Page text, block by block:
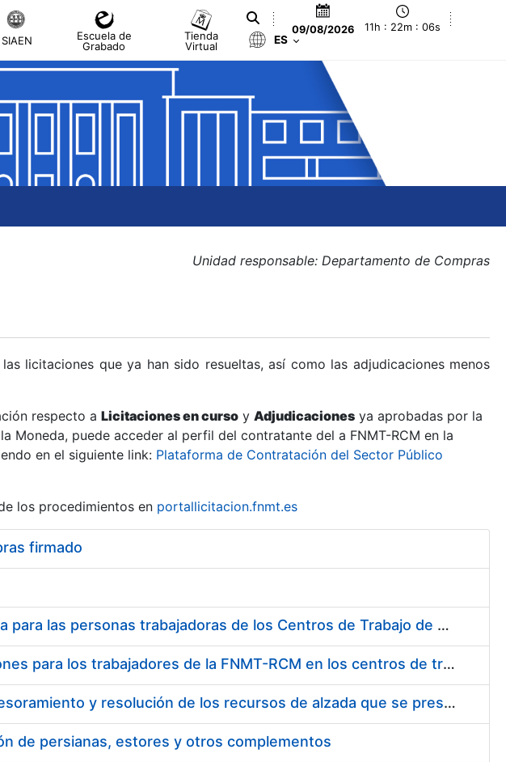
SIAEN
Escuela de
Grabado
Tienda
Virtual
09/08/2026 11h : 22m : 06s
ES
Unidad responsable: Departamento de Compras
licitaciones que ya han sido resueltas, así como las adjudicaciones menos
respecto a Licitaciones en curso y Adjudicaciones ya aprobadas por la
Moneda, puede acceder al perfil del contratante del a FNMT-RCM en la
en el siguiente link: Plataforma de Contratación del Sector Público
los procedimientos en portallicitacion.fnmt.es
firmado
Suministro de Protectores Auditivos a medida para las personas trabajadoras de los Centros de Trabajo de Madrid y Burgos
Suministro de gafas graduadas antiproyecciones para los trabajadores de la FNMT-RCM en los centros de trabajo de Madrid y Burgos
Servicios de una empresa externa para el asesoramiento y resolución de los recursos de alzada que se presentan relacionados con procesos de selección para la FNMT-RCM
de persianas, estores y otros complementos